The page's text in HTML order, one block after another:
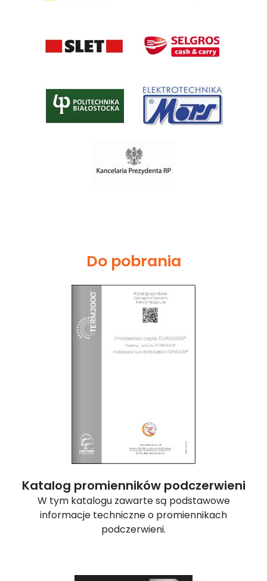
Do pobrania
Katalog promienników podczerwieni
W tym katalogu zawarte są podstawowe
informacje techniczne o promiennikach
podczerwieni.